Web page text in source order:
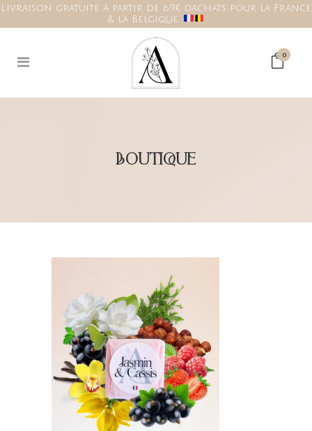
Livraison gratuite à partir de 69€ d'achats pour la France
& la Belgique.
0
BOUTIQUE